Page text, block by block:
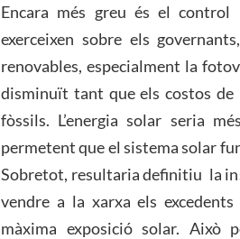
Encara més greu és el
exerceixen sobre els
renovables, especialment la
disminuït tant que els costos de
fòssils. L’energia solar seria
permetent que el sistema solar
Sobretot, resultaria definitiu la
vendre a la xarxa els
màxima exposició solar. Això